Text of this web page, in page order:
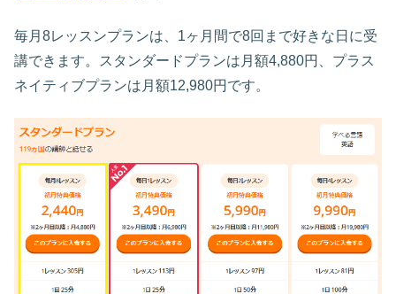
毎月8レッスンプランは、1ヶ月間で8回まで好きな日に受
講できます。スタンダードプランは月額4,880円、プラス
ネイティブプランは月額12,980円です。